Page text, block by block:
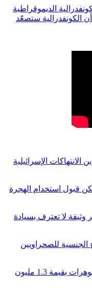
الديموقراطية
الكونفدرالية ستصعّد
الإسرائيلية
قبول استخدام الهجرة
لا تعترف بسيادة
الجنسية للصحراويين
ثاباتيرو يؤكد أمام القضاء حصوله على مجوهرات بقيمة 1.3 مليون